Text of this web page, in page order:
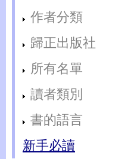
作者分類
歸正出版社
所有名單
讀者類別
書的語言
新手必讀